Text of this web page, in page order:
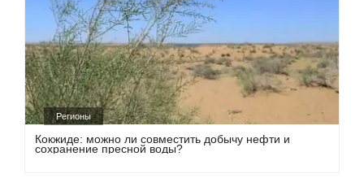
Регионы
Кокжиде: можно ли совместить добычу нефти и
сохранение пресной воды?